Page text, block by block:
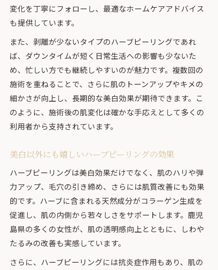
変化を丁寧にフォローし、最適なホームケアアドバイス
も提供しています。
また、剥離が少ないタイプのハーブピーリングであれ
ば、ダウンタイムが短く日常生活への影響も少ないた
め、忙しい方でも継続しやすいのが魅力です。複数回の
施術を重ねることで、さらに肌のトーンアップやキメの
細かさが向上し、長期的な美白効果が期待できます。こ
のように、施術後の肌変化は確かな手応えとして多くの
利用者から支持されています。
美白以外にも嬉しいハーブピーリングの効果
ハーブピーリングは美白効果だけでなく、肌のハリや弾
力アップ、毛穴の引き締め、さらには肌質改善にも効果
的です。ハーブに含まれる天然成分がコラーゲン生成を
促進し、肌の内側から若々しさをサポートします。鹿児
島県の多くの女性が、肌の透明感向上とともに、しわや
たるみの改善も実感しています。
さらに、ハーブピーリングには抗炎症作用もあり、肌の